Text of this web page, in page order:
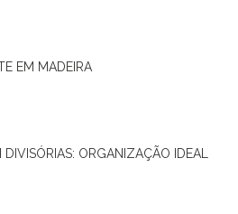
EM MADEIRA
DIVISÓRIAS: ORGANIZAÇÃO IDEAL